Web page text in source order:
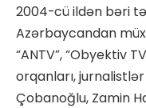
2004-cü ildən bəri
Azərbaycandan
“ANTV”, “Obyektiv
orqanları,
Çobanoğlu, Zamin